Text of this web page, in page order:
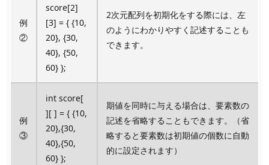
例
②
score[2]
[3] = { {10,
20}, {30,
40}, {50,
60} };
2次元配列を初期化をする際には、左
のようにわかりやすく記述することも
できます。
例
③
int score[
][ ] = { {10,
20},{30,
40},{50,
60} };
期値を同時に与える場合は、要素数の
記述を省略することもできます。（省
略すると要素数は初期値の個数に自動
的に設定されます）